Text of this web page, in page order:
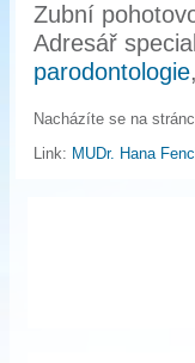
Zubní
Adresář
parodontologie,
Nacházíte se na
Link: MUDr. Hana